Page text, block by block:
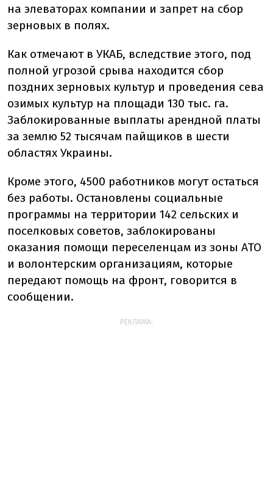
на элеваторах компании и запрет на сбор
зерновых в полях.
Как отмечают в УКАБ, вследствие этого, под
полной угрозой срыва находится сбор
поздних зерновых культур и проведения сева
озимых культур на площади 130 тыс. га.
Заблокированные выплаты арендной платы
за землю 52 тысячам пайщиков в шести
областях Украины.
Кроме этого, 4500 работников могут остаться
без работы. Остановлены социальные
программы на территории 142 сельских и
поселковых советов, заблокированы
оказания помощи переселенцам из зоны АТО
и волонтерским организациям, которые
передают помощь на фронт, говорится в
сообщении.
РЕКЛАМА: